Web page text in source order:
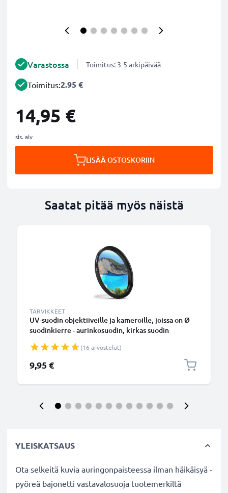
Varastossa Toimitus: 3-5 arkipäivää
Toimitus:2.95 €
14,95 €
sis. alv
LISÄÄ OSTOSKORIIN
Saatat pitää myös näistä
TARVIKKEET
UV-suodin objektiiveille ja kameroille, joissa on Ø
suodinkierre - aurinkosuodin, kirkas suodin
(16 arvostelut)
9,95 €
YLEISKATSAUS
Ota selkeitä kuvia auringonpaisteessa ilman häikäisyä -
pyöreä bajonetti vastavalosuoja tuotemerkiltä